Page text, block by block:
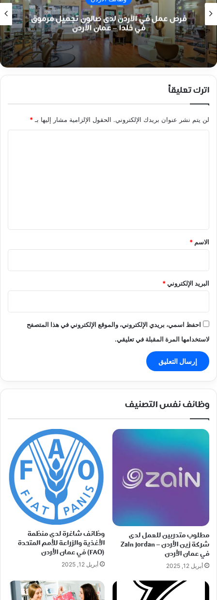
فرص عمل في الأردن لدى صالون تجميل مرموق
في خلدا – عمان الأردن
اترك تعليقاً
لن يتم نشر عنوان بريدك الإلكتروني. الحقول الإلزامية مشار إليها بـ *
*
الاسم *
البريد الإلكتروني*
احفظ اسمي، بريدي الإلكتروني، والموقع الإلكتروني في هذا المتصفح
لاستخدامها المرة المقبلة في تعليقي.
وظائف نفس التصنيف
مطلوب متدربين للعمل لدى
شركة زين الأردن – Zain Jordan
في عمان الأردن
أبريل 12, 2025
وظائف شاغرة لدى منظمة
الأغذية والزراعة للأمم المتحدة
(FAO) في عمان الأردن
أبريل 12, 2025